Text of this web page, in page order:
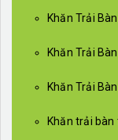
Khăn Trải
Khăn Trải
Khăn Trải
Khăn trải bàn